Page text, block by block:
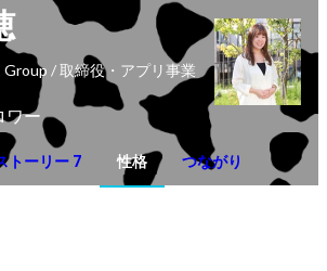
/ 取締役・アプリ事業
ワー
トーリー 7 性格 つながり